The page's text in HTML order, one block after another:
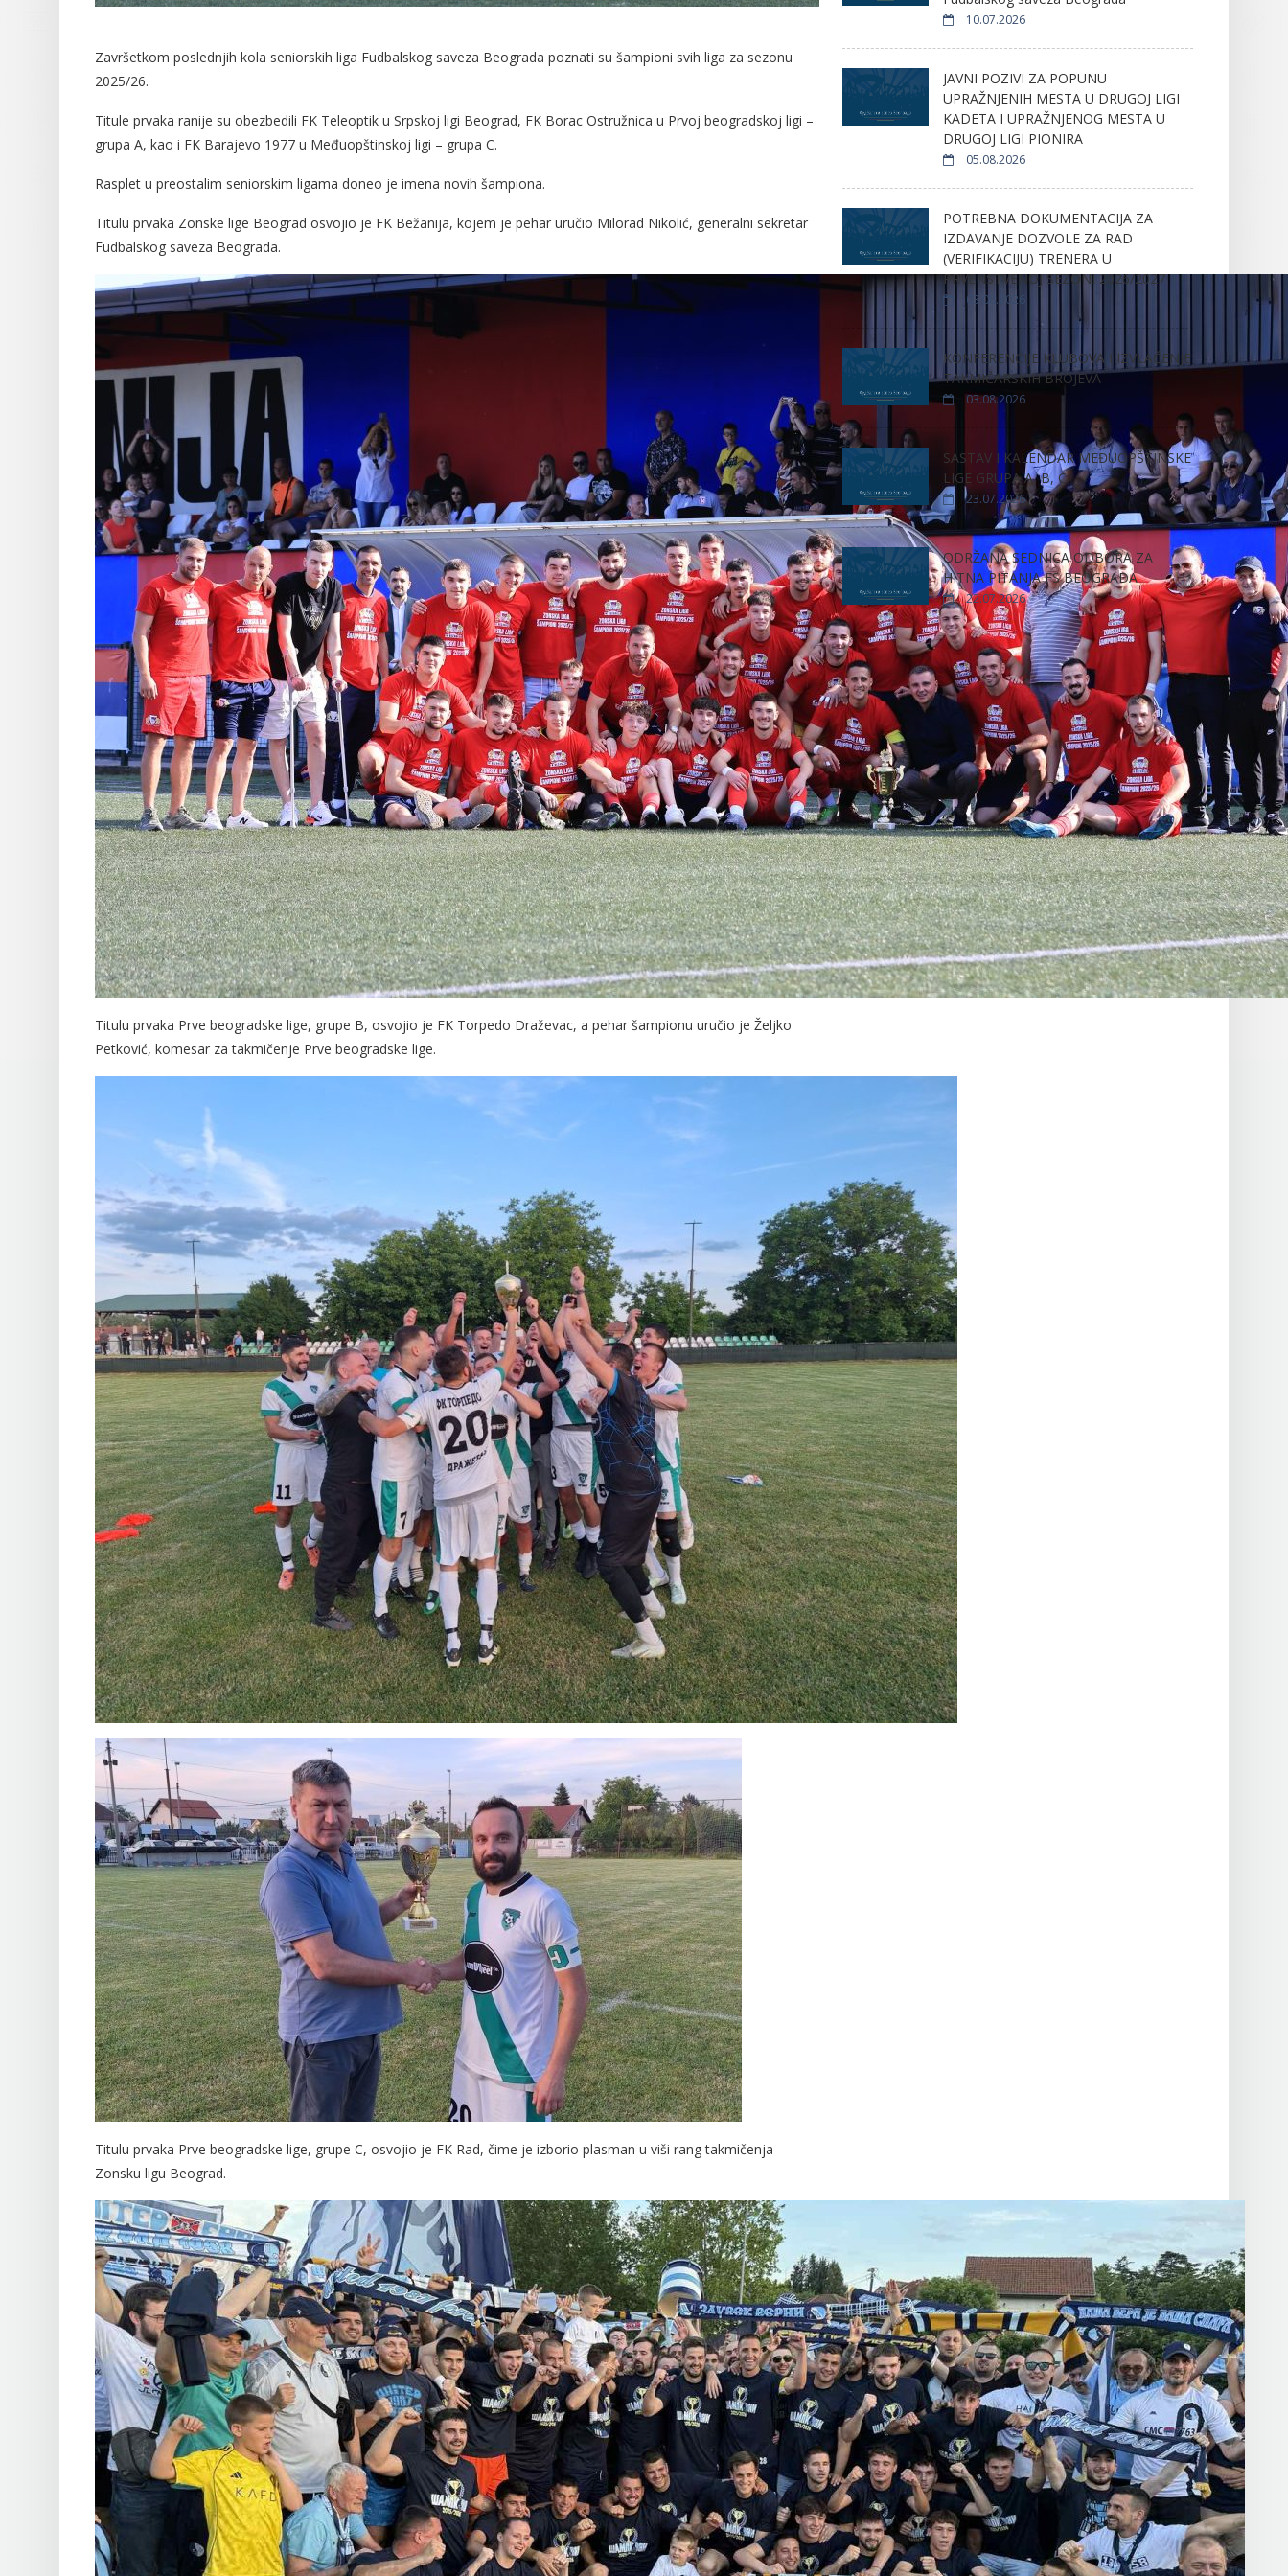
Završetkom poslednjih kola seniorskih liga Fudbalskog saveza Beograda poznati su šampioni svih liga za sezonu
2025/26.
Titule prvaka ranije su obezbedili FK Teleoptik u Srpskoj ligi Beograd, FK Borac Ostružnica u Prvoj beogradskoj ligi –
grupa A, kao i FK Barajevo 1977 u Međuopštinskoj ligi – grupa C.
Rasplet u preostalim seniorskim ligama doneo je imena novih šampiona.
Titulu prvaka Zonske lige Beograd osvojio je FK Bežanija, kojem je pehar uručio Milorad Nikolić, generalni sekretar
Fudbalskog saveza Beograda.
Titulu prvaka Prve beogradske lige, grupe B, osvojio je FK Torpedo Draževac, a pehar šampionu uručio je Željko
Petković, komesar za takmičenje Prve beogradske lige.
Titulu prvaka Prve beogradske lige, grupe C, osvojio je FK Rad, čime je izborio plasman u viši rang takmičenja –
Zonsku ligu Beograd.
10.07.2026
JAVNI POZIVI ZA POPUNU
UPRAŽNJENIH MESTA U DRUGOJ LIGI
KADETA I UPRAŽNJENOG MESTA U
DRUGOJ LIGI PIONIRA
05.08.2026
POTREBNA DOKUMENTACIJA ZA
IZDAVANJE DOZVOLE ZA RAD
(VERIFIKACIJU) TRENERA U
PRVENSTVENOJ SEZONI 2026/2027
03.08.2026
KONFERENCIJE KLUBOVA I IZVLAČENJE
TAKMIČARSKIH BROJEVA
03.08.2026
SASTAV I KALENDAR MEĐUOPŠTINSKE
LIGE GRUPA A, B, C
23.07.2026
ODRŽANA SEDNICA ODBORA ZA
HITNA PITANJA FS BEOGRADA
22.07.2026